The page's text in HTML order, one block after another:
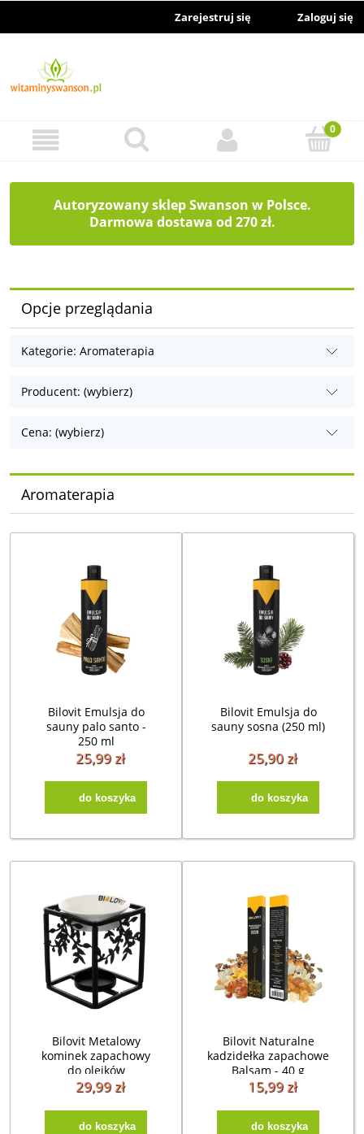
Zarejestruj się Zaloguj się
Autoryzowany sklep Swanson w Polsce.
Darmowa dostawa od 270 zł.
Opcje przeglądania
Kategorie: Aromaterapia
Producent: (wybierz)
Cena: (wybierz)
Aromaterapia
Bilovit Emulsja do
sauny palo santo -
250 ml
25,99 zł
do koszyka
Bilovit Emulsja do
sauny sosna (250 ml)
25,90 zł
do koszyka
Bilovit Metalowy
kominek zapachowy
do olejków
eterycznych z
ceramiczną
podstawką
29,99 zł
do koszyka
Bilovit Naturalne
kadzidełka zapachowe
Balsam - 40 g
15,99 zł
do koszyka